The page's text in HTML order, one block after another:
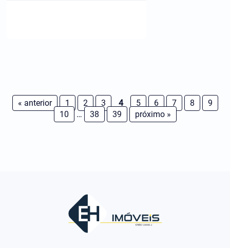
« anterior 1 2 3 4 5 6 7 8
9
10
… 38 39 próximo »